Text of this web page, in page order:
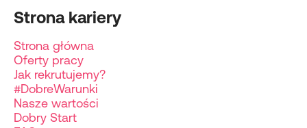
Strona kariery
Strona główna
Oferty pracy
Jak rekrutujemy?
#DobreWarunki
Nasze wartości
Dobry Start